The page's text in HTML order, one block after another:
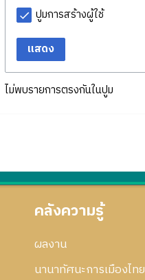
ปูมการสร้างผู้ใช้
แสดง
ไม่พบรายการตรงกันในปูม
คลังความรู้
ผลงาน
นานาทัศนะการเมืองไทย